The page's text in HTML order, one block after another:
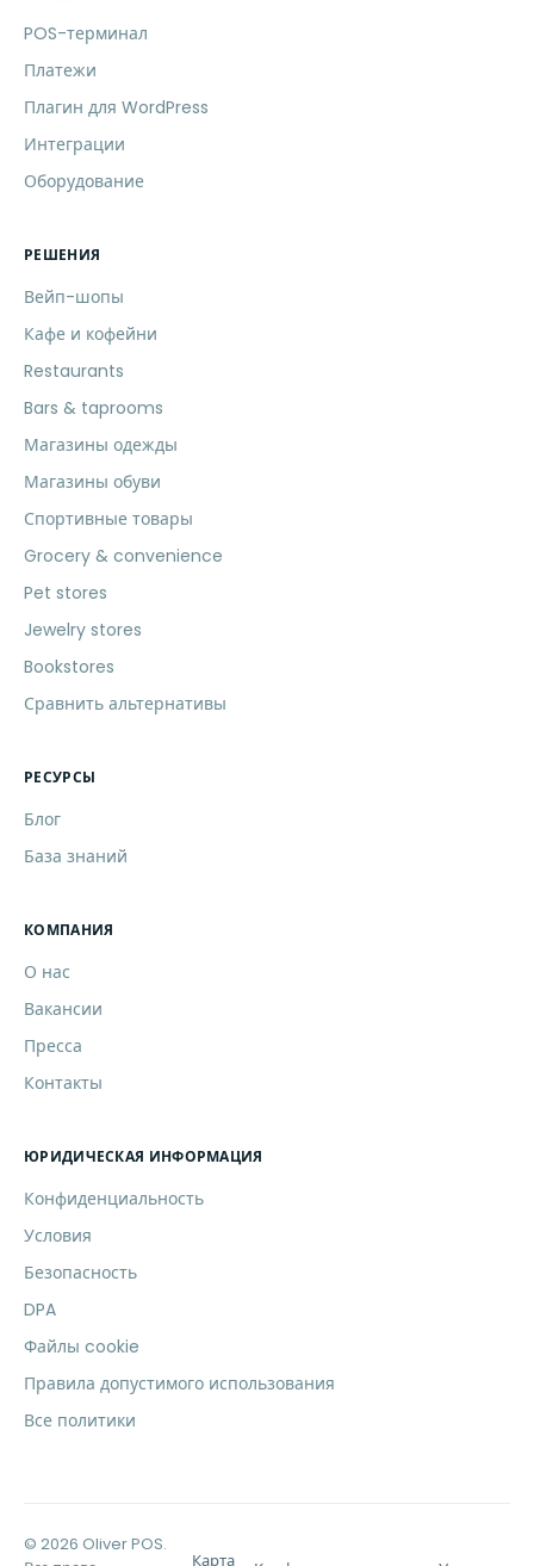
POS-терминал
Платежи
Плагин для WordPress
Интеграции
Оборудование
РЕШЕНИЯ
Вейп-шопы
Кафе и кофейни
Restaurants
Bars & taprooms
Магазины одежды
Магазины обуви
Спортивные товары
Grocery & convenience
Pet stores
Jewelry stores
Bookstores
Сравнить альтернативы
РЕСУРСЫ
Блог
База знаний
КОМПАНИЯ
О нас
Вакансии
Пресса
Контакты
ЮРИДИЧЕСКАЯ ИНФОРМАЦИЯ
Конфиденциальность
Условия
Безопасность
DPA
Файлы cookie
Правила допустимого использования
Все политики
© 2026 Oliver POS.
Карта